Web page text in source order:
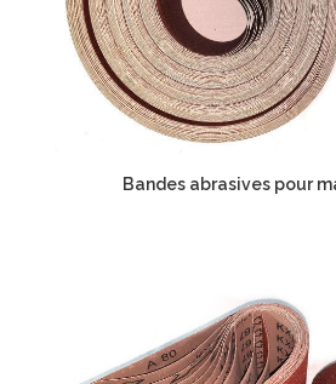
Bandes abrasives pour